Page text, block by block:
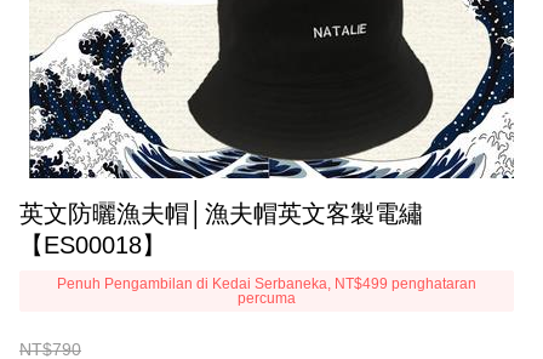
英文防曬漁夫帽│漁夫帽英文客製電繡
【ES00018】
Penuh Pengambilan di Kedai Serbaneka, NT$499 penghataran
percuma
NT$790